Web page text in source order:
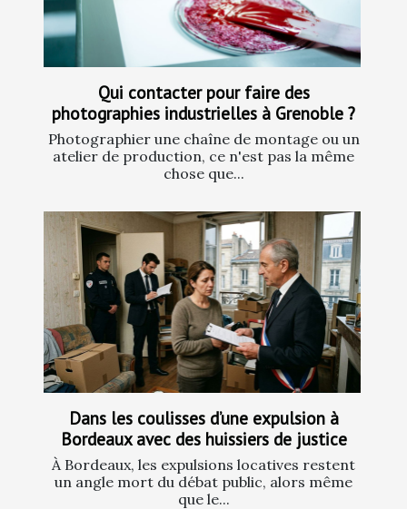
Qui contacter pour faire des
photographies industrielles à Grenoble ?
Photographier une chaîne de montage ou un
atelier de production, ce n'est pas la même
chose que...
Dans les coulisses d’une expulsion à
Bordeaux avec des huissiers de justice
À Bordeaux, les expulsions locatives restent
un angle mort du débat public, alors même
que le...